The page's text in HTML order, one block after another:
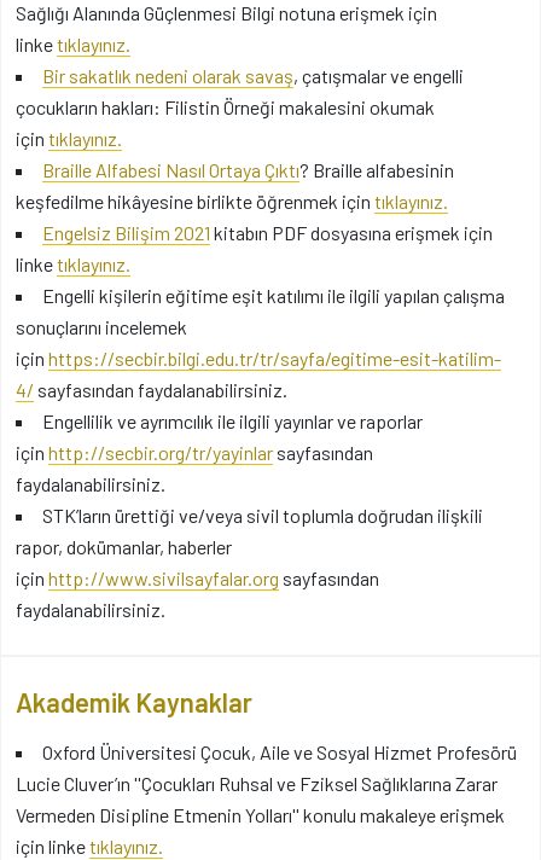
Sağlığı Alanında Güçlenmesi Bilgi notuna erişmek için
linketıklayınız.
Bir sakatlık nedeni olarak savaş, çatışmalar ve engelli
çocukların hakları: Filistin Örneği makalesini okumak
için tıklayınız.
Braille Alfabesi Nasıl Ortaya Çıktı? Braille alfabesinin
keşfedilme hikâyesine birlikte öğrenmek için tıklayınız.
Engelsiz Bilişim 2021 kitabın PDF dosyasına erişmek için
linketıklayınız.
Engelli kişilerin eğitime eşit katılımı ile ilgili yapılan çalışma
sonuçlarını incelemek
için https://secbir.bilgi.edu.tr/tr/sayfa/egitime-esit-katilim-
4/ sayfasından faydalanabilirsiniz.
Engellilik ve ayrımcılık ile ilgili yayınlar ve raporlar
için http://secbir.org/tr/yayinlar sayfasından
faydalanabilirsiniz.
STK’ların ürettiği ve/veya sivil toplumla doğrudan ilişkili
rapor, dokümanlar, haberler
için http://www.sivilsayfalar.org sayfasından
faydalanabilirsiniz.
Akademik Kaynaklar
Oxford Üniversitesi Çocuk, Aile ve Sosyal Hizmet Profesörü
Lucie Cluver’ın ''Çocukları Ruhsal ve Fziksel Sağlıklarına Zarar
Vermeden Disipline Etmenin Yolları'' konulu makaleye erişmek
için linketıklayınız.